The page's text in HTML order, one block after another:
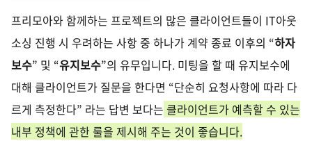
프리모아와 함께하는 프로젝트의 많은 클라이언트들이 IT아웃
소싱 진행 시 우려하는 사항 중 하나가 계약 종료 이후의 “하자
보수” 및 “유지보수”의 유무입니다. 미팅을 할 때 유지보수에
대해 클라이언트가 질문을 한다면 “단순히 요청사항에 따라 다
르게 측정한다” 라는 답변 보다는 클라이언트가 예측할 수 있는
내부 정책에 관한 룰을 제시해 주는 것이 좋습니다.